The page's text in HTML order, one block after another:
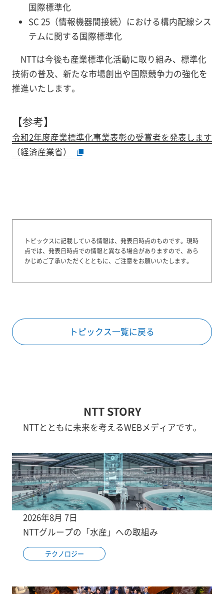
国際標準化
SC 25（情報機器間接続）における構内配線シス
テムに関する国際標準化
NTTは今後も産業標準化活動に取り組み、標準化
技術の普及、新たな市場創出や国際競争力の強化を
推進いたします。
【参考】
令和2年度産業標準化事業表彰の受賞者を発表します
（経済産業省）
トピックスに記載している情報は、発表日時点のものです。 現時
点では、発表日時点での情報と異なる場合がありますので、あら
かじめご了承いただくとともに、ご注意をお願いいたします。
トピックス一覧に戻る
NTT STORY
NTTとともに未来を考えるWEBメディアです。
2026年8月 7日
NTTグループの「水産」への取組み
テクノロジー